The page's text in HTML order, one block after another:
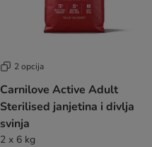
2 opcija
Carnilove Active Adult
Sterilised janjetina i divlja
svinja
2 x 6 kg